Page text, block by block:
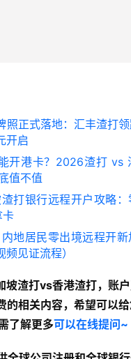
照正式落地：汇丰渣打
开启
开港卡？2026渣打 vs
值不值
打银行远程开户攻略
地居民零出境远程开
见证流程）
坡渣打vs香港渣打，账
的相关内容，希望可以
了解更多可以在线提问~